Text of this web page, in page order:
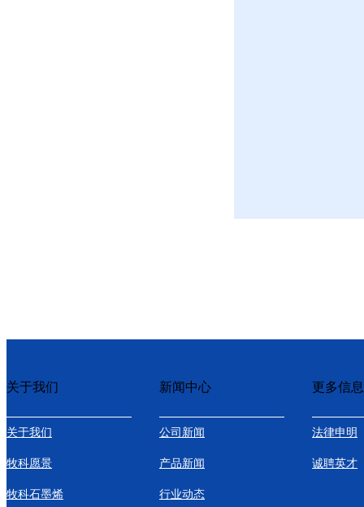
关于我们 新闻中心 更多信息
关于我们
牧科愿景
牧科石墨烯
公司新闻
产品新闻
行业动态
法律申明
诚聘英才